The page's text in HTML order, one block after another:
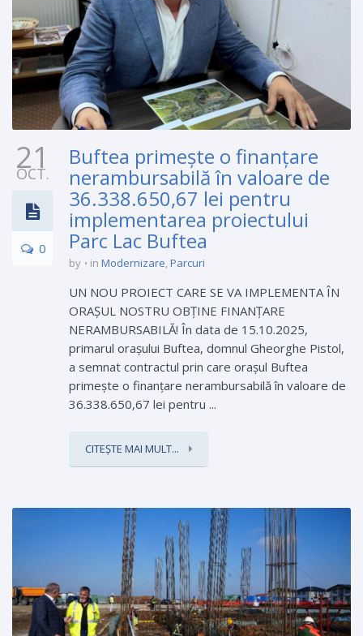
21
OCT.
0
Buftea primește o finanțare
nerambursabilă în valoare de
36.338.650,67 lei pentru
implementarea proiectului
Parc Lac Buftea
by in Modernizare,Parcuri
UN NOU PROIECT CARE SE VA IMPLEMENTA ÎN
ORAȘUL NOSTRU OBȚINE FINANȚARE
NERAMBURSABILĂ! În data de 15.10.2025,
primarul orașului Buftea, domnul Gheorghe Pistol,
a semnat contractul prin care orașul Buftea
primește o finanțare nerambursabilă în valoare de
36.338.650,67 lei pentru ...
CITEȘTE MAI MULT...